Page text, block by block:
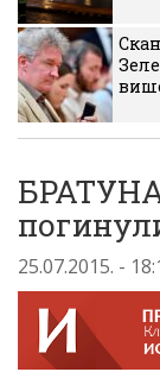
25.07.2015. -